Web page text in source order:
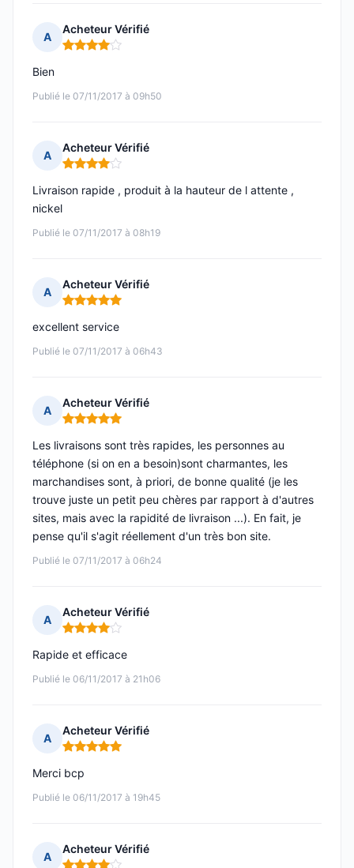
A
Acheteur Vérifié
Note : 4 sur 5
Publié le 07/11/2017 à 09h50
Bien
A
Acheteur Vérifié
Note : 4 sur 5
Publié le 07/11/2017 à 08h19
Livraison rapide , produit à la hauteur de l attente ,
nickel
A
Acheteur Vérifié
Note : 5 sur 5
Publié le 07/11/2017 à 06h43
excellent service
A
Acheteur Vérifié
Note : 5 sur 5
Publié le 07/11/2017 à 06h24
Les livraisons sont très rapides, les personnes au
téléphone (si on en a besoin)sont charmantes, les
marchandises sont, à priori, de bonne qualité (je les
trouve juste un petit peu chères par rapport à d'autres
sites, mais avec la rapidité de livraison ...). En fait, je
pense qu'il s'agit réellement d'un très bon site.
A
Acheteur Vérifié
Note : 4 sur 5
Publié le 06/11/2017 à 21h06
Rapide et efficace
A
Acheteur Vérifié
Note : 5 sur 5
Publié le 06/11/2017 à 19h45
Merci bcp
A
Acheteur Vérifié